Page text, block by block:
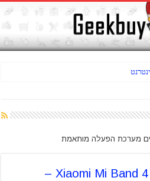
מערכת הפעלה מותאמת
צמיד חכם שיאומי – Xiaomi Mi Band 4 –